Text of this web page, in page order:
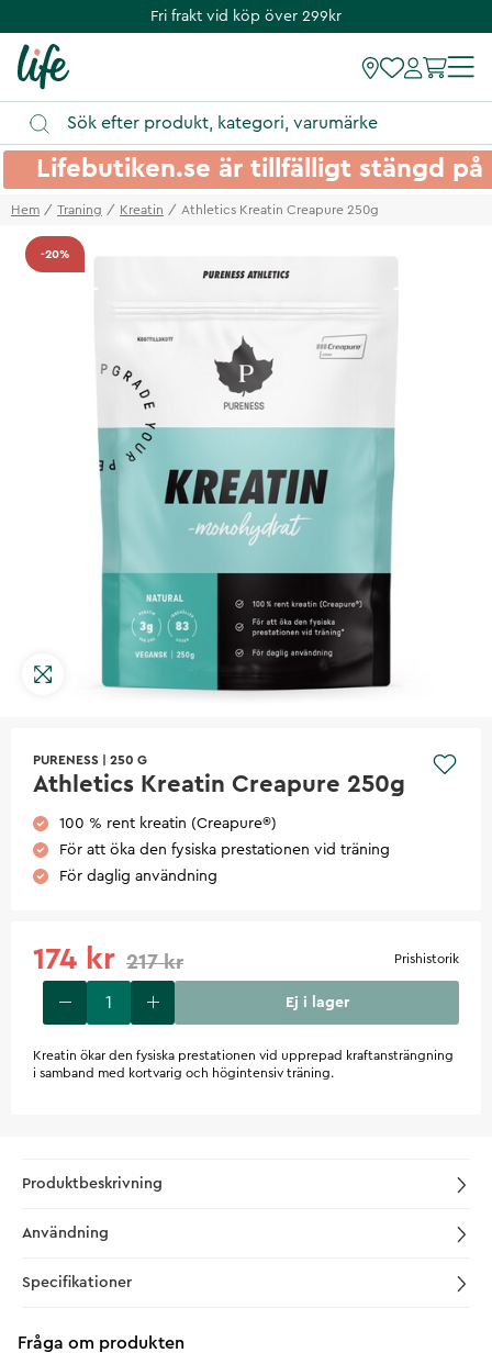
Fri frakt vid köp över 299kr
Lifebutiken.se är tillfälligt stängd
Hem Traning Kreatin Athletics Kreatin Creapure 250g
-20%
PURENESS 250 G
Athletics Kreatin Creapure 250g
100 % rent kreatin (Creapure®)
För att öka den fysiska prestationen vid träning
För daglig användning
174 kr 217 kr Prishistorik
Ej i lager
Kreatin ökar den fysiska prestationen vid upprepad kraftansträngning
i samband med kortvarig och högintensiv träning.
Produktbeskrivning
Användning
Specifikationer
Fråga om produkten